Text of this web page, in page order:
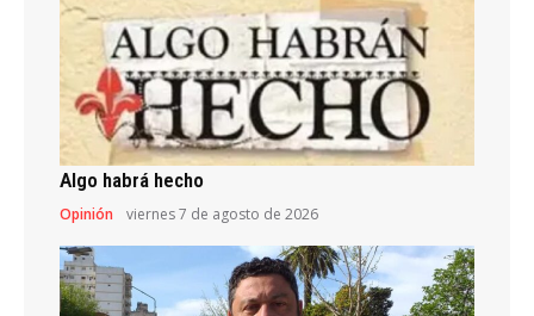
Algo habrá hecho
Opinión viernes 7 de agosto de 2026